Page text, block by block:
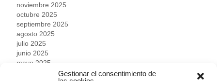
Gestionar el consentimiento de
noviembre 2025
octubre 2025
septiembre 2025
agosto 2025
julio 2025
junio 2025
mayo 2025